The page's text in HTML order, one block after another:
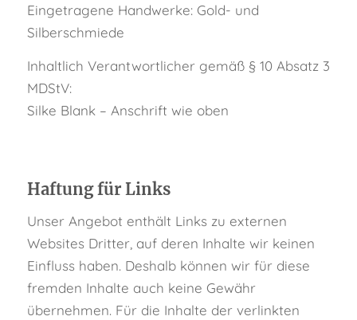
Eingetragene Handwerke: Gold- und
Silberschmiede
Inhaltlich Verantwortlicher gemäß § 10 Absatz 3
MDStV:
Silke Blank – Anschrift wie oben
Haftung für Links
Unser Angebot enthält Links zu externen
Websites Dritter, auf deren Inhalte wir keinen
Einfluss haben. Deshalb können wir für diese
fremden Inhalte auch keine Gewähr
übernehmen. Für die Inhalte der verlinkten